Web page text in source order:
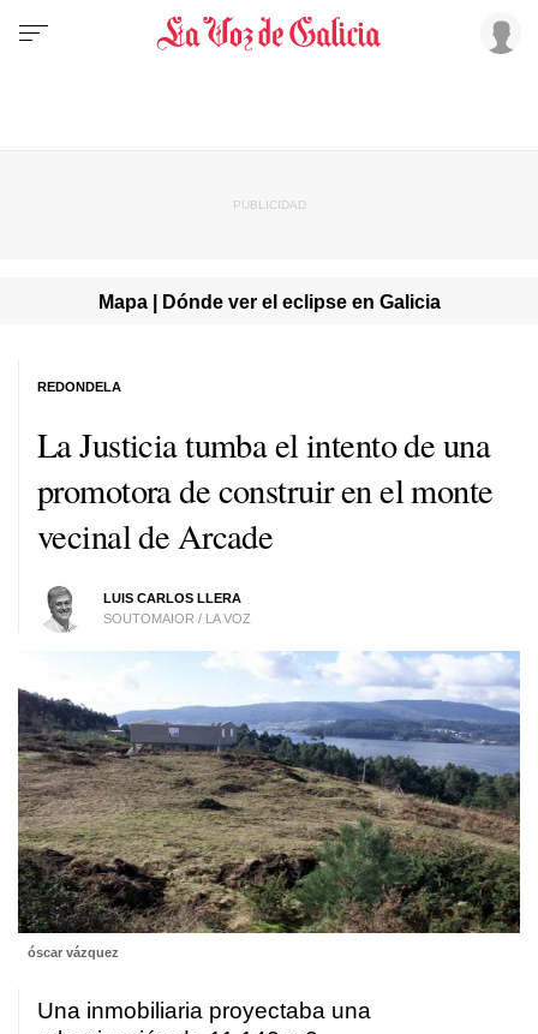
Mapa | Dónde ver el eclipse en Galicia
La Justicia tumba el intento de una
promotora de construir en el monte
vecinal de Arcade
LUIS CARLOS LLERA
SOUTOMAIOR / LA VOZ
REDONDELA
óscar vázquez
Una inmobiliaria proyectaba una